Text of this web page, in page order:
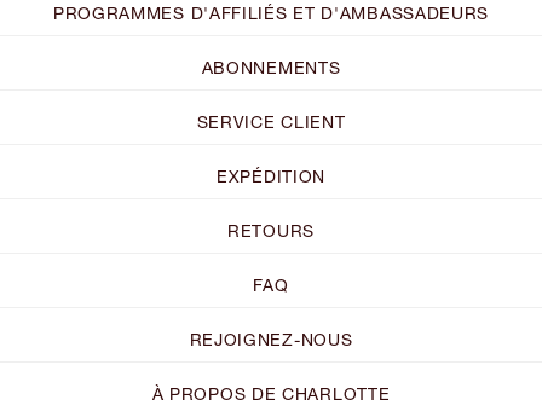
PROGRAMMES D'AFFILIÉS ET D'AMBASSADEURS
ABONNEMENTS
SERVICE CLIENT
EXPÉDITION
RETOURS
FAQ
REJOIGNEZ-NOUS
À PROPOS DE CHARLOTTE